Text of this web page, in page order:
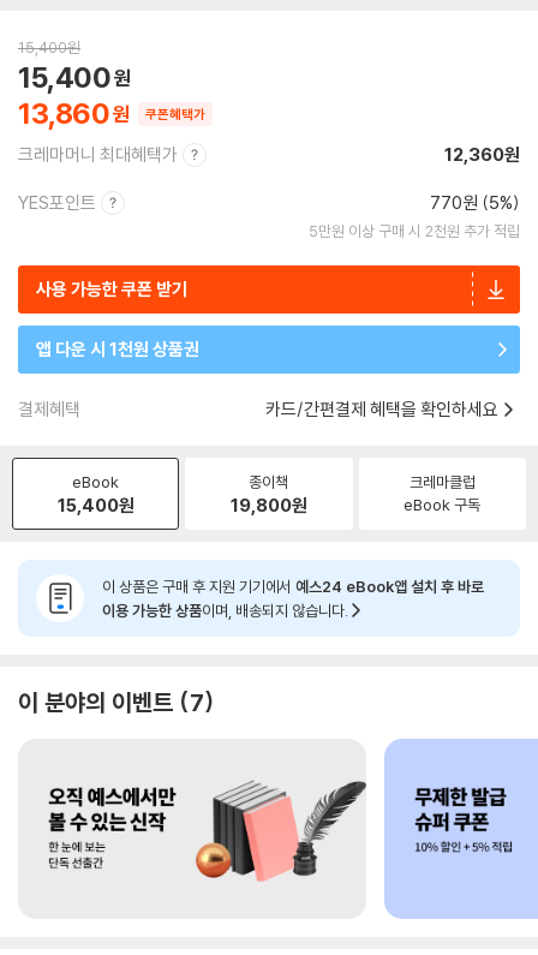
15,400원
13,860
15,400
쿠폰혜택가
크레마머니 최대혜택가 12,360원
YES포인트 770원 (5%)
5만원 이상 구매 시 2천원 추가 적립
사용 가능한 쿠폰 받기
앱 다운 시 1천원 상품권
결제혜택 카드/간편결제 혜택을 확인하세요
eBook
15,400원
종이책
19,800원
크레마클럽
eBook 구독
이 상품은 구매 후 지원 기기에서 예스24 eBook앱 설치 후 바로
이용 가능한 상품이며, 배송되지 않습니다.
이 분야의 이벤트 7